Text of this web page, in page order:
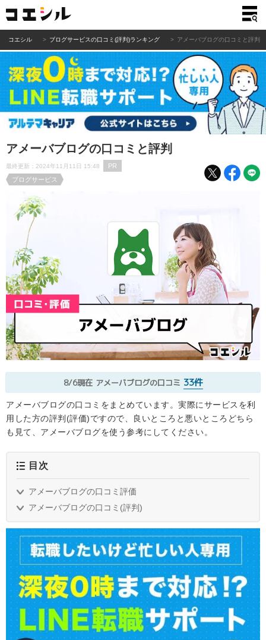
コエシル ブログサービスの口コミ(評判)ランキング アメーバブログの口コミと評判
アメーバブログの口コミと評判
最終更新：2024年11月11日 15:48
PR
ブログサービス
8/6現在 アメーバブログの口コミ 33件
アメーバブログの口コミをまとめています。実際にサービスを利
用した方の評判(評価)ですので、良いところと悪いところどちら
も見て、アメーバブログを使う参考にしてください。
目次
アメーバブログの口コミ評価
アメーバブログの口コミ(評判)